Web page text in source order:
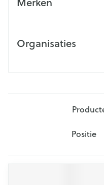
Organisaties
Sorteer op: